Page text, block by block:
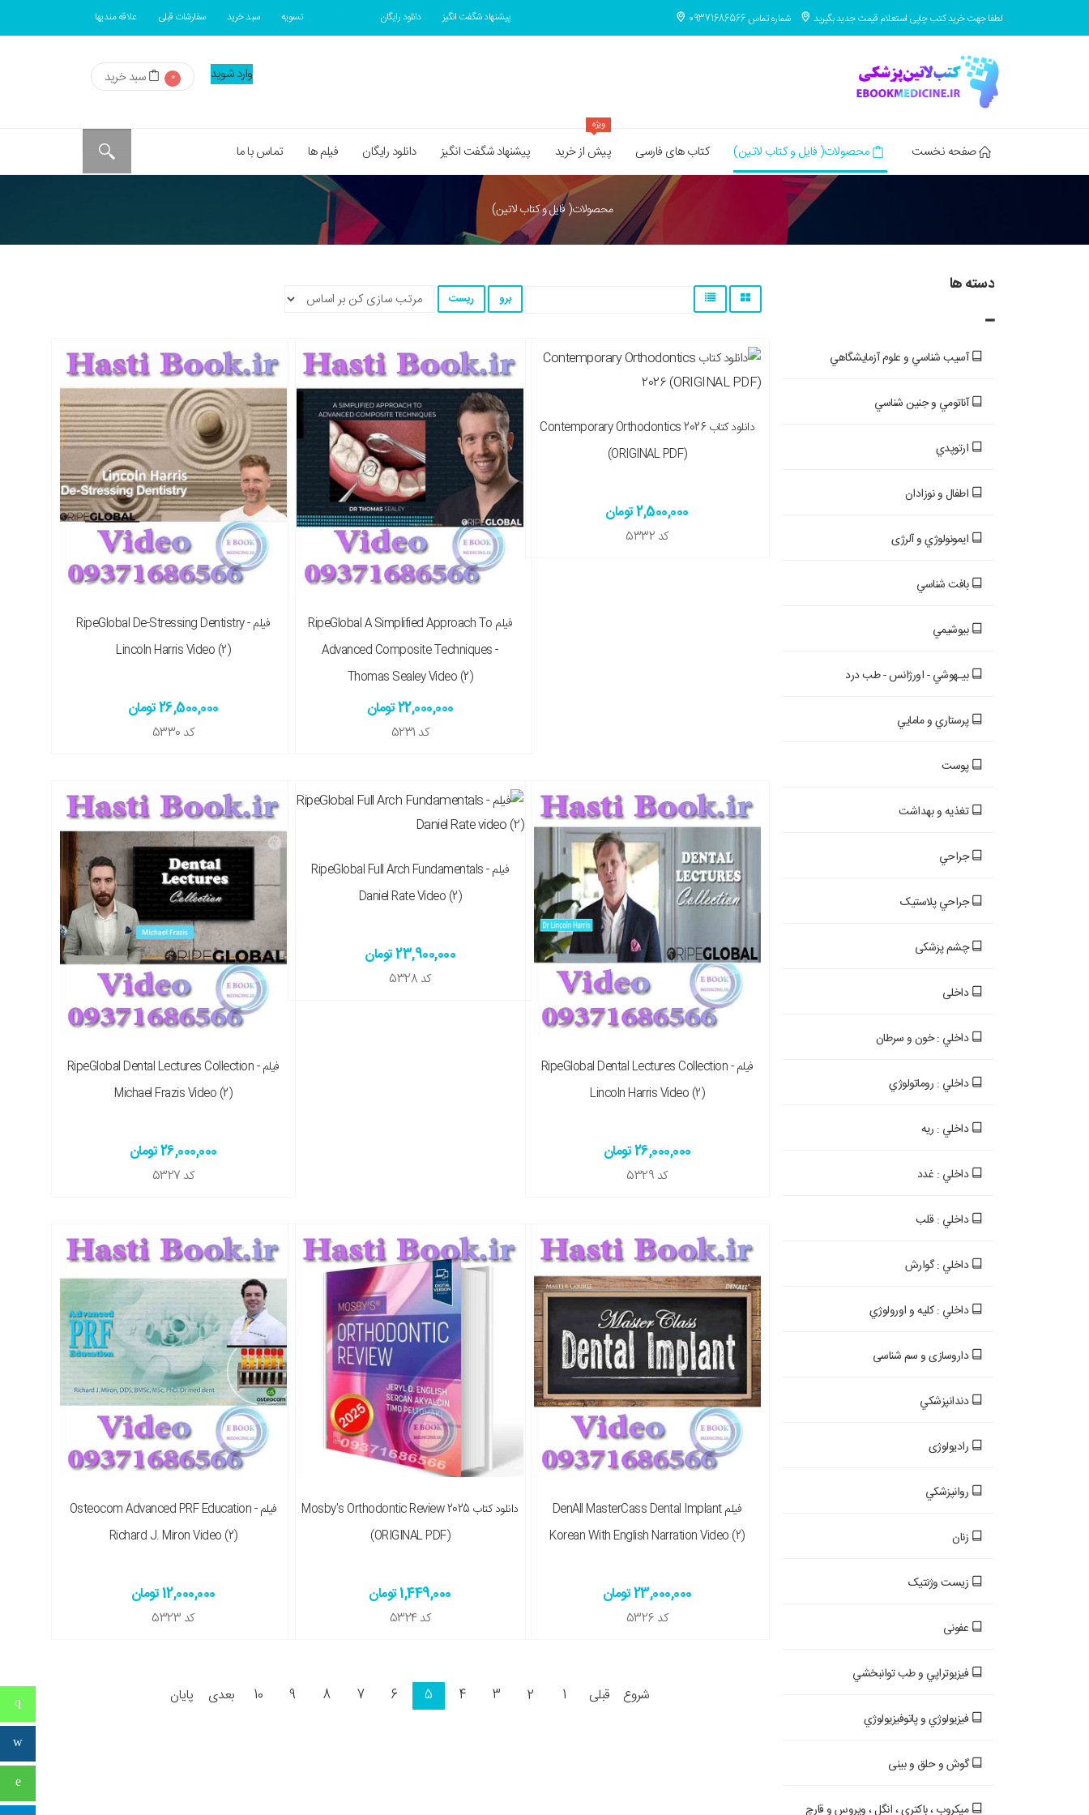
شماره تماس 09371686566 لطفا جهت خرید کتب چاپی استعلام قیمت جدید بگیرید علاقه مندیها سفارشات قبلی سبد خرید تسویه دانلود رایگان پیشنهاد شگفت انگیز
سبد خرید 0 وارد شوید
صفحه نخست محصولات( فایل و کتاب لاتین) کتاب های فارسی پیش از خرید
ویژه
پیشنهاد شگفت انگیز دانلود رایگان فیلم ها تماس با ما
محصولات( فایل و کتاب لاتین)
دسته ها
آسيب شناسي و علوم آزمايشگاهي
آناتومي و جنين شناسي
ارتوپدي
اطفال و نوزادان
ايمونولوژي و آلرژی
بافت شناسي
بيوشيمي
بيـهوشي - اورژانس - طب درد
پرستاري و مامايي
پوست
تغذيه و بهداشت
جراحي
جراحي پلاستيک
چشم پزشکی
داخلی
داخلي : خون و سرطان
داخلي : روماتولوژي
داخلي : ريه
داخلي : غدد
داخلي : قلب
داخلي : گوارش
داخلي : کليه و اورولوژي
داروسازی و سم شناسی
دندانپزشکي
رادیولوژی
روانپزشکي
زنان
زیست وژنتیک
عفونی
فيزيوتراپي و طب توانبخشي
فيزيولوژي و پاتوفيزيولوژي
گوش و حلق و بینی
ميکروب ، باکتري ، انگل ، ويروس و قارچ
دانلود کتاب Contemporary Orthodontics 2026
(ORIGINAL PDF)
2,500,000 تومان
کد 5332
فیلم RipeGlobal A Simplified Approach To
Advanced Composite Techniques -
Thomas Sealey Video (2)
22,000,000 تومان
کد 5231
فیلم RipeGlobal De-Stressing Dentistry -
Lincoln Harris Video (2)
26,500,000 تومان
کد 5330
فیلم RipeGlobal Dental Lectures Collection -
Lincoln Harris Video (2)
26,000,000 تومان
کد 5329
فیلم RipeGlobal Full Arch Fundamentals -
Daniel Rate Video (2)
23,900,000 تومان
کد 5328
فیلم RipeGlobal Dental Lectures Collection -
Michael Frazis Video (2)
26,000,000 تومان
کد 5327
فیلم DenAll MasterCass Dental Implant
Korean With English Narration Video (2)
23,000,000 تومان
کد 5326
دانلود کتاب Mosby's Orthodontic Review 2025
(ORIGINAL PDF)
1,449,000 تومان
کد5324
فیلم Osteocom Advanced PRF Education -
Richard J. Miron Video (2)
12,000,000 تومان
کد 5323
شروع قبلی 1
2
3
4
5
6
7
8
9
10 بعدی پایان